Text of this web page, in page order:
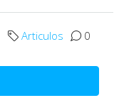
Articulos 0